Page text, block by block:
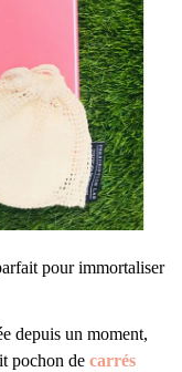
pour immortaliser
depuis un moment,
pochon de carrés